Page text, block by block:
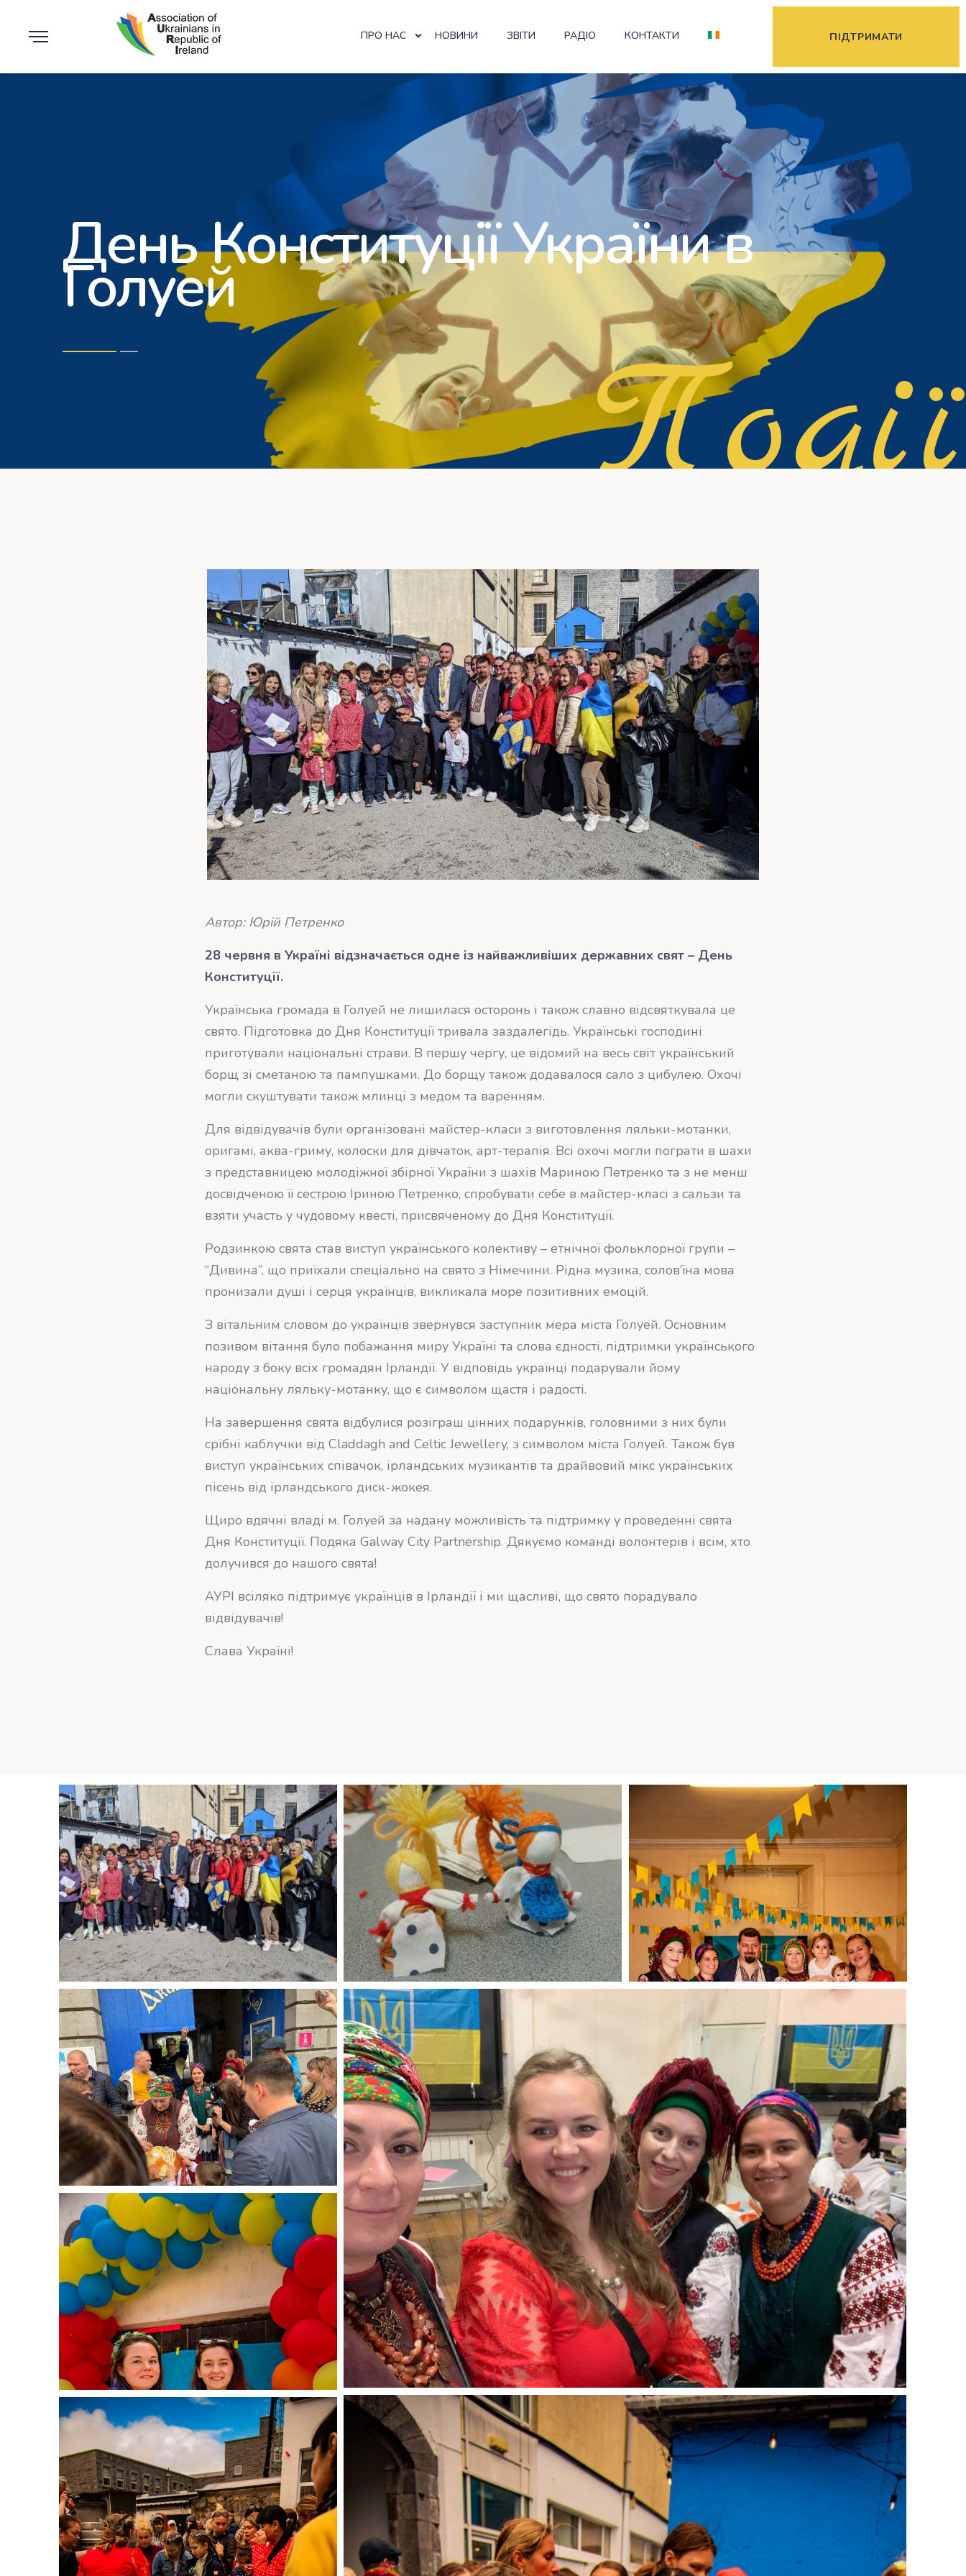
ПРО НАС НОВИНИ ЗВІТИ РАДІО КОНТАКТИ ПІДТРИМАТИ
День Конституції України в
Голуей
Події
Автор: Юрій Петренко
28 червня в Україні відзначається одне із найважливіших державних свят – День
Конституції.
Українська громада в Голуей не лишилася осторонь і також славно відсвяткувала це
свято. Підготовка до Дня Конституції тривала заздалегідь. Українські господині
приготували національні страви. В першу чергу, це відомий на весь світ український
борщ зі сметаною та пампушками. До борщу також додавалося сало з цибулею. Охочі
могли скуштувати також млинці з медом та варенням.
Для відвідувачів були організовані майстер-класи з виготовлення ляльки-мотанки,
оригамі, аква-гриму, колоски для дівчаток, арт-терапія. Всі охочі могли пограти в шахи
з представницею молодіжної збірної України з шахів Мариною Петренко та з не менш
досвідченою її сестрою Іриною Петренко, спробувати себе в майстер-класі з сальзи та
взяти участь у чудовому квесті, присвяченому до Дня Конституції.
Родзинкою свята став виступ українського колективу – етнічної фольклорної групи –
“Дивина”, що приїхали спеціально на свято з Німечини. Рідна музика, солов’їна мова
пронизали душі і серця українців, викликала море позитивних емоцій.
З вітальним словом до українців звернувся заступник мера міста Голуей. Основним
позивом вітання було побажання миру Україні та слова єдності, підтримки українського
народу з боку всіх громадян Ірландії. У відповідь українці подарували йому
національну ляльку-мотанку, що є символом щастя і радості.
На завершення свята відбулися розіграш цінних подарунків, головними з них були
срібні каблучки від Claddagh and Celtic Jewellery, з символом міста Голуей. Також був
виступ українських співачок, ірландських музикантів та драйвовий мікс українських
пісень від ірландського диск-жокея.
Щиро вдячні владі м. Голуей за надану можливість та підтримку у проведенні свята
Дня Конституції. Подяка Galway City Partnership. Дякуємо команді волонтерів і всім, хто
долучився до нашого свята!
АУРІ всіляко підтримує українців в Ірландії і ми щасливі, що свято порадувало
відвідувачів!
Слава Україні!